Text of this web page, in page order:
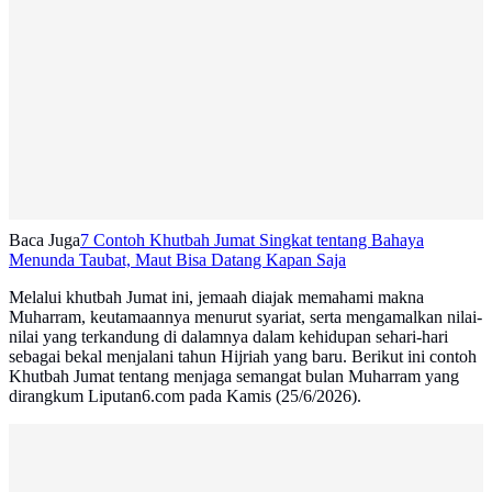
Baca Juga7 Contoh Khutbah Jumat Singkat tentang Bahaya
Menunda Taubat, Maut Bisa Datang Kapan Saja
Melalui khutbah Jumat ini, jemaah diajak memahami makna
Muharram, keutamaannya menurut syariat, serta mengamalkan nilai-
nilai yang terkandung di dalamnya dalam kehidupan sehari-hari
sebagai bekal menjalani tahun Hijriah yang baru. Berikut ini contoh
Khutbah Jumat tentang menjaga semangat bulan Muharram yang
dirangkum Liputan6.com pada Kamis (25/6/2026).